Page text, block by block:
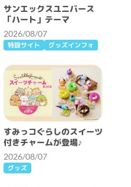
サンエックスユニバース
「ハート」テーマ
2026/08/07
特設サイト グッズインフォ
すみっコぐらしのスイーツ
付きチャームが登場♪
2026/08/07
グッズ